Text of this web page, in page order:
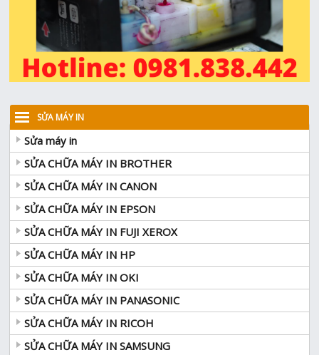
SỬA MÁY IN
Sửa máy in
SỬA CHỮA MÁY IN BROTHER
SỬA CHỮA MÁY IN CANON
SỬA CHỮA MÁY IN EPSON
SỬA CHỮA MÁY IN FUJI XEROX
SỬA CHỮA MÁY IN HP
SỬA CHỮA MÁY IN OKI
SỬA CHỮA MÁY IN PANASONIC
SỬA CHỮA MÁY IN RICOH
SỬA CHỮA MÁY IN SAMSUNG